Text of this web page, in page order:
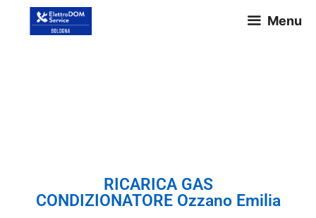
Menu
RICARICA GAS
CONDIZIONATORE Ozzano Emilia